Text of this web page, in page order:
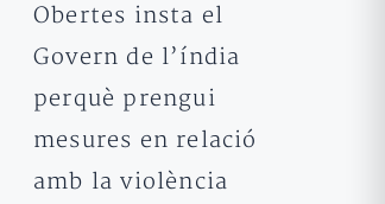
Obertes insta el
Govern de l’índia
perquè prengui
mesures en relació
amb la violència